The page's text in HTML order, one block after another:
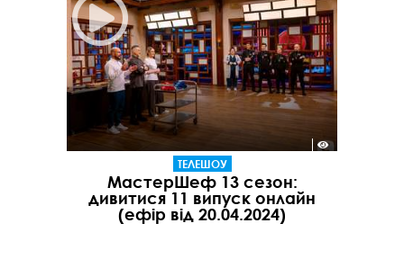
ТЕЛЕШОУ
МастерШеф 13 сезон:
дивитися 11 випуск онлайн
(ефір від 20.04.2024)